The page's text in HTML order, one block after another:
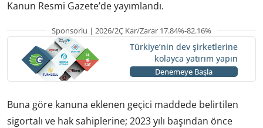
Kanun Resmi Gazete’de yayımlandı.
Sponsorlu | 2026/2Ç Kar/Zarar 17.84%-82.16%
Türkiye’nin dev şirketlerine
kolayca yatırım yapın
Denemeye Başla
Buna göre kanuna eklenen geçici maddede belirtilen
sigortalı ve hak sahiplerine; 2023 yılı başından önce